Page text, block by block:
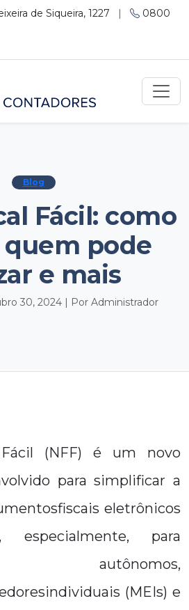
de Siqueira, 1227 |
0800
Blog
Fácil: como
pode
e mais
30, 2024 | Por Administrador
(NFF) é um novo
para simplificar a
eletrônicos
para
autônomos,
(MEIs) e